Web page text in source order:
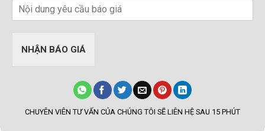
NHẬN BÁO GIÁ
CHUYÊN VIÊN TƯ VẤN CỦA CHÚNG TÔI SẼ LIÊN HỆ SAU 15 PHÚT